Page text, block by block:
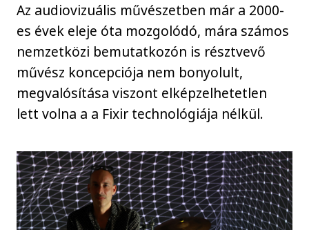
Az audiovizuális művészetben már a 2000-
es évek eleje óta mozgolódó, mára számos
nemzetközi bemutatkozón is résztvevő
művész koncepciója nem bonyolult,
megvalósítása viszont elképzelhetetlen
lett volna a a Fixir technológiája nélkül.